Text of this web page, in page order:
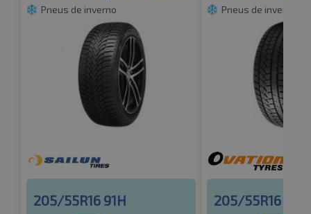
Pneus de inverno
205/55R16 91H
Pneus de inverno
205/55R16 91H